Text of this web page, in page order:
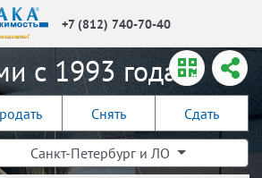
+7 (812) 740-70-40
с 1993 года!
Снять Сдать
Санкт-Петербург и ЛО